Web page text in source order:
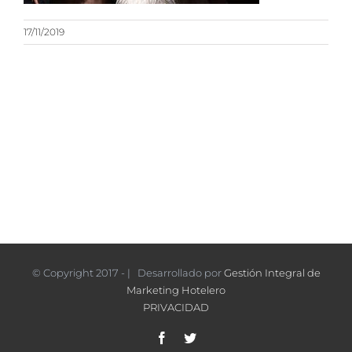
17/11/2019
© Copyright 2017 - | Desarrollado porGestión Integral de
Marketing Hotelero
PRIVACIDAD
FacebookTwitter